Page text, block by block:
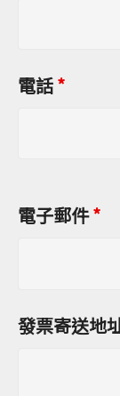
電話*
電子郵件*
發票寄送地